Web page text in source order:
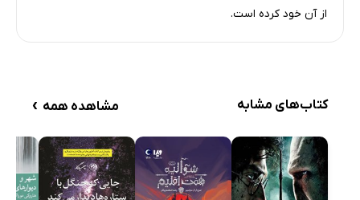
از آن خود کرده است.
کتاب‌های مشابه مشاهده همه ›